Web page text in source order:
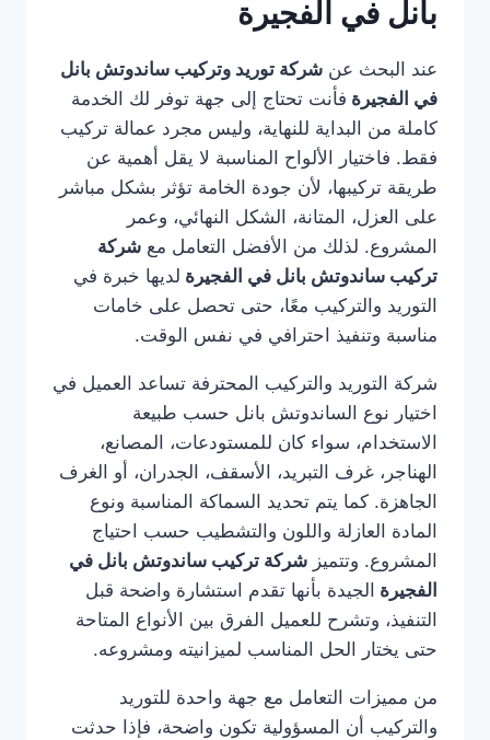
بانل في الفجيرة
عند البحث عن شركة توريد وتركيب ساندوتش بانل
في الفجيرة فأنت تحتاج إلى جهة توفر لك الخدمة
كاملة من البداية للنهاية، وليس مجرد عمالة تركيب
فقط. فاختيار الألواح المناسبة لا يقل أهمية عن
طريقة تركيبها، لأن جودة الخامة تؤثر بشكل مباشر
على العزل، المتانة، الشكل النهائي، وعمر
المشروع. لذلك من الأفضل التعامل مع شركة
تركيب ساندوتش بانل في الفجيرة لديها خبرة في
التوريد والتركيب معًا، حتى تحصل على خامات
مناسبة وتنفيذ احترافي في نفس الوقت.
شركة التوريد والتركيب المحترفة تساعد العميل في
اختيار نوع الساندوتش بانل حسب طبيعة
الاستخدام، سواء كان للمستودعات، المصانع،
الهناجر، غرف التبريد، الأسقف، الجدران، أو الغرف
الجاهزة. كما يتم تحديد السماكة المناسبة ونوع
المادة العازلة واللون والتشطيب حسب احتياج
المشروع. وتتميز شركة تركيب ساندوتش بانل في
الفجيرة الجيدة بأنها تقدم استشارة واضحة قبل
التنفيذ، وتشرح للعميل الفرق بين الأنواع المتاحة
حتى يختار الحل المناسب لميزانيته ومشروعه.
من مميزات التعامل مع جهة واحدة للتوريد
والتركيب أن المسؤولية تكون واضحة، فإذا حدثت